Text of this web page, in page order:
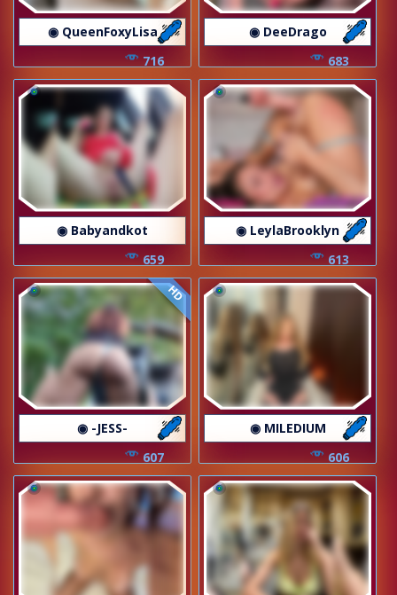
◉ QueenFoxyLisa
716
◉ DeeDrago
683
◉ Babyandkot
659
◉ LeylaBrooklyn
613
HD
◉ -JESS-
607
◉ MILEDIUM
606